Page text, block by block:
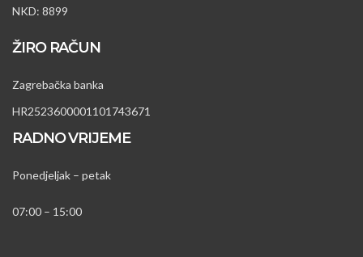
NKD: 8899
ŽIRO RAČUN
Zagrebačka banka
HR2523600001101743671
RADNO VRIJEME
Ponedjeljak – petak
07:00 – 15:00